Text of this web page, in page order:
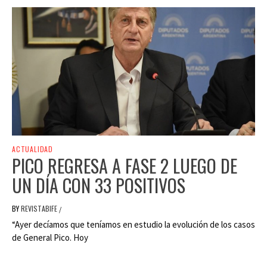
ACTUALIDAD
PICO REGRESA A FASE 2 LUEGO DE
UN DÍA CON 33 POSITIVOS
BYREVISTABIFE /
“Ayer decíamos que teníamos en estudio la evolución de los casos
de General Pico. Hoy